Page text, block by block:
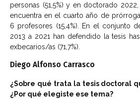
personas (51,5%) y en doctorado
encuentra en el cuarto año de
6 profesores (15,4%). En el conjunto
2013 a 2021 han defendido la tesis
exbecarios/as (71,7%).
Diego Alfonso Carrasco
¿Sobre qué trata la tesis doctoral
¿Por qué elegiste ese tema?